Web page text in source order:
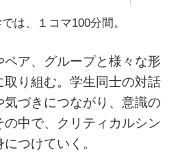
は、１コマ100分間。
ア、グループと様々な形
り組む。学生同士の対話
気づきにつながり、意識の
中で、クリティカルシン
つけていく。